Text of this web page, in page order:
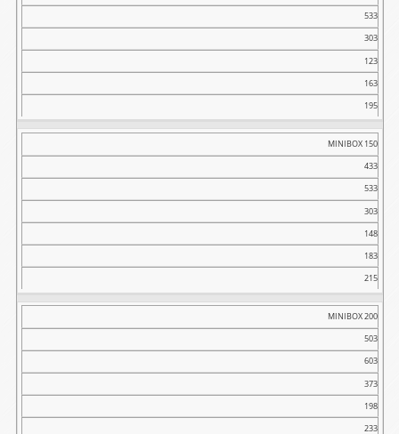
533
303
123
163
195
MINIBOX 150
433
533
303
148
183
215
MINIBOX 200
503
603
373
198
233